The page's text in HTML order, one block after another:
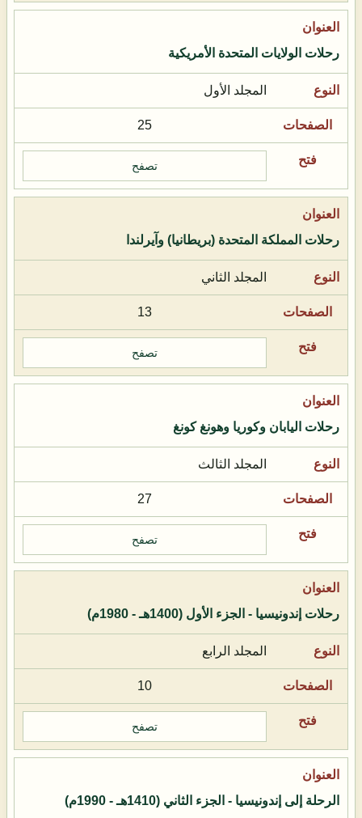
رحلات الولايات المتحدة الأمريكية
المجلد الأول
25
تصفح
رحلات المملكة المتحدة (بريطانيا) وآيرلندا
المجلد الثاني
13
تصفح
رحلات اليابان وكوريا وهونغ كونغ
المجلد الثالث
27
تصفح
رحلات إندونيسيا - الجزء الأول (1400هـ - 1980م)
المجلد الرابع
10
تصفح
الرحلة إلى إندونيسيا - الجزء الثاني (1410هـ - 1990م)